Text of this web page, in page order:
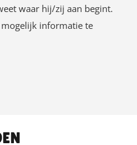
waar hij/zij aan begint.
informatie te